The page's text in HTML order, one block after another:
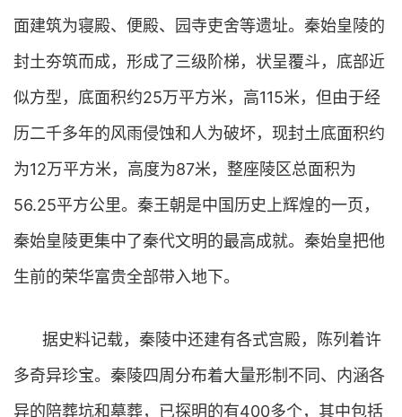
面建筑为寝殿、便殿、园寺吏舍等遗址。秦始皇陵的
封土夯筑而成，形成了三级阶梯，状呈覆斗，底部近
似方型，底面积约25万平方米，高115米，但由于经
历二千多年的风雨侵蚀和人为破坏，现封土底面积约
为12万平方米，高度为87米，整座陵区总面积为
56.25平方公里。秦王朝是中国历史上辉煌的一页，
秦始皇陵更集中了秦代文明的最高成就。秦始皇把他
生前的荣华富贵全部带入地下。
据史料记载，秦陵中还建有各式宫殿，陈列着许
多奇异珍宝。秦陵四周分布着大量形制不同、内涵各
异的陪葬坑和墓葬，已探明的有400多个，其中包括